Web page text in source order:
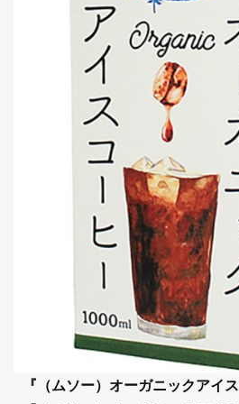
『（ムソー）オーガニックアイ